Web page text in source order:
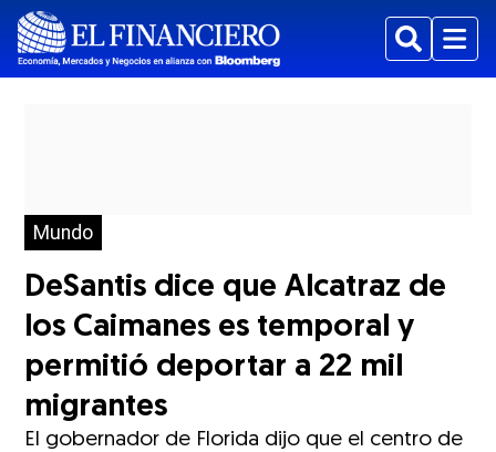
BuscarMenu
Mundo
DeSantis dice que Alcatraz de
los Caimanes es temporal y
permitió deportar a 22 mil
migrantes
El gobernador de Florida dijo que el centro de